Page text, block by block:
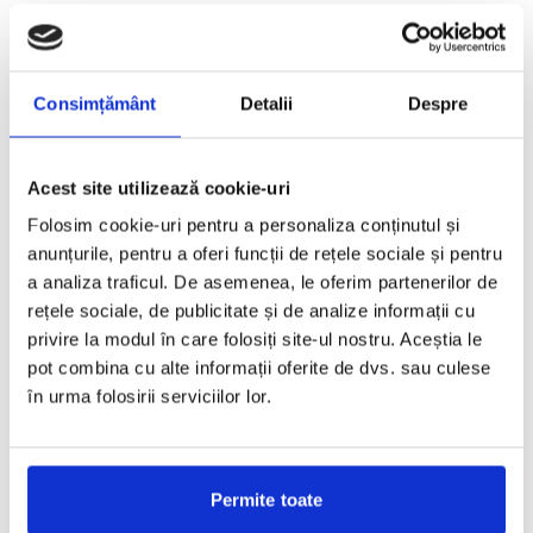
Consimțământ Detalii Despre
Acest site utilizează cookie-uri
Folosim cookie-uri pentru a personaliza conținutul și
anunțurile, pentru a oferi funcții de rețele sociale și pentru
a analiza traficul. De asemenea, le oferim partenerilor de
rețele sociale, de publicitate și de analize informații cu
privire la modul în care folosiți site-ul nostru. Aceștia le
pot combina cu alte informații oferite de dvs. sau culese
în urma folosirii serviciilor lor.
Permite toate
Beautiful Yesterday – cum a fost la vernisaj
Sambata trecuta, expozitiei de design romanesc 'The Rest is
Tomorrow' de la GALATECA i s-a alaturat, cu o